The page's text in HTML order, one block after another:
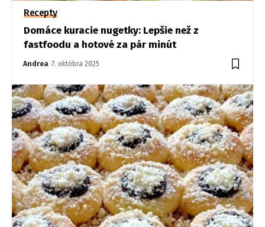
Recepty
Domáce kuracie nugetky: Lepšie než z
fastfoodu a hotové za pár minút
Andrea 7. októbra 2025